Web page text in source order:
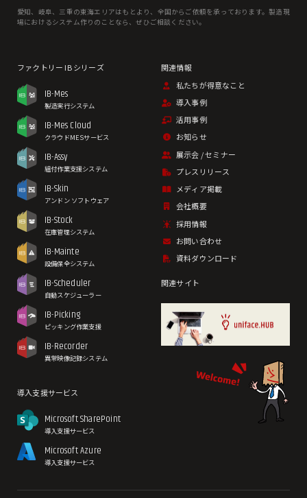
愛知、岐⾩、三重の東海エリアはもとより、全国からご依頼を承っております。製造現
場におけるシステム作りのことなら、ぜひご相談ください。
IB-Mes
製造実行システム
IB-Mes Cloud
クラウドMESサービス
IB-Assy
組付作業支援システム
IB-Skin
アンドン ソフトウェア
IB-Stock
在庫管理システム
IB-Mainte
設備保全システム
IB-Scheduler
自動スケジューラー
IB-Picking
ピッキング作業支援
IB-Recorder
異常映像記録システム
導入支援サービス
Microsoft SharePoint
導入支援サービス
Microsoft Azure
導入支援サービス
私たちが得意なこと
導入事例
活用事例
お知らせ
展示会 / セミナー
プレスリリース
メディア掲載
会社概要
採用情報
お問い合わせ
資料ダウンロード
関連サイト